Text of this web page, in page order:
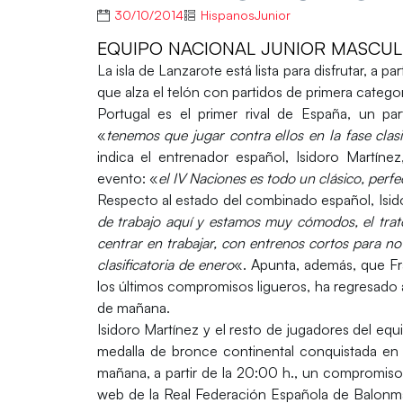
30/10/2014 HispanosJunior
EQUIPO NACIONAL JUNIOR
La isla de Lanzaroteestá lista para disfrutar, a
que alza el telón con partidos de primera
Portugal es el primer rival de España, un
«tenemos que jugar contra ellos en la fase
indica el entrenador español, Isidoro
evento: «el IV Naciones es todo un clásico,
Respecto al estado del combinado español,
de trabajo aquí y estamos muy cómodos, el
centrar en trabajar, con entrenos cortos para
clasificatoria de enero«. Apunta, además, que
los últimos compromisos ligueros, ha
de mañana.
Isidoro Martínez y el resto de jugadores del
medalla de bronce continental conquistada
mañana, a partir de la 20:00 h., un
web de la Real Federación Española de